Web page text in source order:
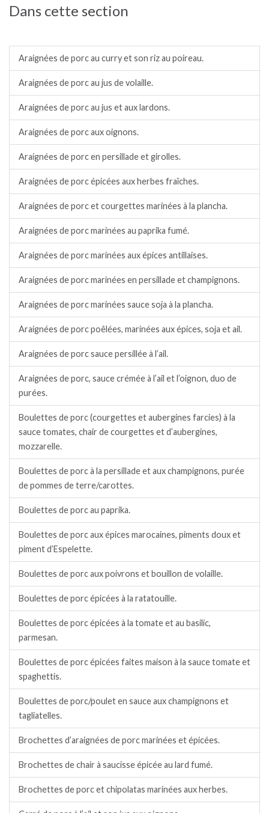
Dans cette section
Araignées de porc au curry et son riz au poireau.
Araignées de porc au jus de volaille.
Araignées de porc au jus et aux lardons.
Araignées de porc aux oignons.
Araignées de porc en persillade et girolles.
Araignées de porc épicées aux herbes fraîches.
Araignées de porc et courgettes marinées à la plancha.
Araignées de porc marinées au paprika fumé.
Araignées de porc marinées aux épices antillaises.
Araignées de porc marinées en persillade et champignons.
Araignées de porc marinées sauce soja à la plancha.
Araignées de porc poêlées, marinées aux épices, soja et ail.
Araignées de porc sauce persillée à l’ail.
Araignées de porc, sauce crémée à l’ail et l’oignon, duo de
purées.
Boulettes de porc (courgettes et aubergines farcies) à la
sauce tomates, chair de courgettes et d’aubergines,
mozzarelle.
Boulettes de porc à la persillade et aux champignons, purée
de pommes de terre/carottes.
Boulettes de porc au paprika.
Boulettes de porc aux épices marocaines, piments doux et
piment d’Espelette.
Boulettes de porc aux poivrons et bouillon de volaille.
Boulettes de porc épicées à la ratatouille.
Boulettes de porc épicées à la tomate et au basilic,
parmesan.
Boulettes de porc épicées faites maison à la sauce tomate et
spaghettis.
Boulettes de porc/poulet en sauce aux champignons et
tagliatelles.
Brochettes d’araignées de porc marinées et épicées.
Brochettes de chair à saucisse épicée au lard fumé.
Brochettes de porc et chipolatas marinées aux herbes.